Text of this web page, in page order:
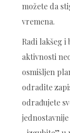
možete da
vremena.
Radi lakšeg
aktivnosti
osmišljen
odradite
odrađujete